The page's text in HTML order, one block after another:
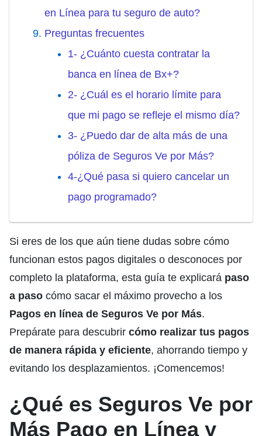
en Línea para tu seguro de auto?
Preguntas frecuentes
1- ¿Cuánto cuesta contratar la
banca en línea de Bx+?
2- ¿Cuál es el horario límite para
que mi pago se refleje el mismo día?
3- ¿Puedo dar de alta más de una
póliza de Seguros Ve por Más?
4-¿Qué pasa si quiero cancelar un
pago programado?
Si eres de los que aún tiene dudas sobre cómo
funcionan estos pagos digitales o desconoces por
completo la plataforma, esta guía te explicará paso
a paso cómo sacar el máximo provecho a los
Pagos en línea de Seguros Ve por Más.
Prepárate para descubrir cómo realizar tus pagos
de manera rápida y eficiente, ahorrando tiempo y
evitando los desplazamientos. ¡Comencemos!
¿Qué es Seguros Ve por
Más Pago en Línea y